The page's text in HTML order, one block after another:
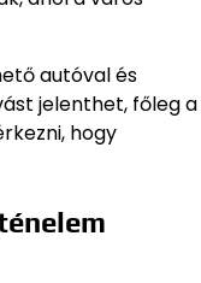
autóval és
jelenthet, főleg a
hogy